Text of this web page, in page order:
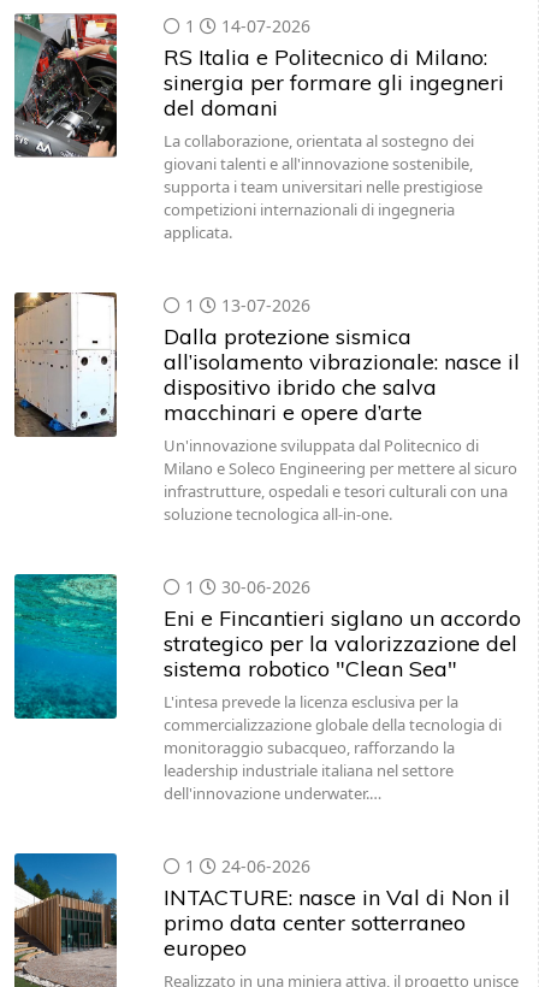
1 14-07-2026
RS Italia e Politecnico di Milano:
sinergia per formare gli ingegneri
del domani
La collaborazione, orientata al sostegno dei
giovani talenti e all'innovazione sostenibile,
supporta i team universitari nelle prestigiose
competizioni internazionali di ingegneria
applicata.
1 13-07-2026
Dalla protezione sismica
all’isolamento vibrazionale: nasce il
dispositivo ibrido che salva
macchinari e opere d’arte
Un'innovazione sviluppata dal Politecnico di
Milano e Soleco Engineering per mettere al sicuro
infrastrutture, ospedali e tesori culturali con una
soluzione tecnologica all-in-one.
1 30-06-2026
Eni e Fincantieri siglano un accordo
strategico per la valorizzazione del
sistema robotico "Clean Sea"
L'intesa prevede la licenza esclusiva per la
commercializzazione globale della tecnologia di
monitoraggio subacqueo, rafforzando la
leadership industriale italiana nel settore
dell'innovazione underwater.…
1 24-06-2026
INTACTURE: nasce in Val di Non il
primo data center sotterraneo
europeo
Realizzato in una miniera attiva, il progetto unisce